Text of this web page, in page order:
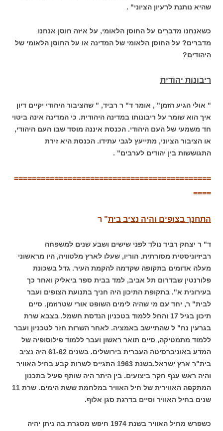
שהיא נותנת לרעיון הציוני" .
כשאנחנו מדברים על החוסן הלאומי, על איזה חוסן אנחנו
מדברים? על החוסן הלאומי של המדינה או על החוסן הלאומי של
היהודים?
ריבונות יהודית
" אולי הגיע הזמן" , אומר ד" ר רביד, " שהציבור היהודי יקיים דיון
איך הוא שומר על ריבונותו במדינה היהודית. כי המדינה אינה ביטוי
חד משמעי של העם היהודי. הכנסת איננה מוסד שבו העם היהודי,
או הציבור הציוני, מתייעץ לגבי עתידו. הכנסת היא זירת
התגוששות בין יהודים לערבים" .
============================================
====
התחנך בצופים והיה נציב בית" ר
ד" ר יצחק רביד נולד לפני שישים ושבע שנים למשפחה
רביזיוניסטית מסורתית. הוריו, שעלו לארץ מלטוויה, היו מראשוני
מעלה אדומים בתקופה שקדמה להקמת העיר. גדל בשכונת
פלורנטין שבדרום תל אביב, למד בבית ספר ביאליק ואחר כך
בעירונית א". בתקופת התיכון היה חניך בתנועת הצופים ועבר
לבית" ר, יחד עם מי שהיה לימים השופט אורי שטרוזמן. סיים
תיכון בגיל 17 והחל ללמוד בטכניון הנדסת חשמל. בצבא שרת
בגרעין נח" ל שהתיישב באמציה. לאחר השרות חזר לטכניון ועבר
ללמוד מתמטיקה, סיים תואר ראשון ועבר ללמוד פילוסופיה של
המדע באוניברסיטה העברית בירושלים. בשנים 61-62 היה נציב
בית"ר ארץ ישראל.בשנת 1963 התגייס לשרות קבע בחיל האוויר
והיה ראש ענף חקר ביצועים. בין היתר היה שותף פעיל בתכנון
המתקפה האווירית של חיל האוויר במלחמת ששת הימים. שרת 11
שנים בחיל האוויר וסיים בדרגת סגן אלוף.
כשפרש מחיל האוויר בשנת 1974 חיפש מסגרת בה ניתן יהיה